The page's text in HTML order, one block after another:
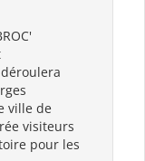
ville de
visiteurs
pour les